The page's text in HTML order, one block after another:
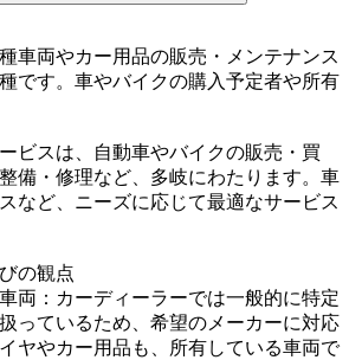
車両やカー用品の販売・メンテナンス
です。車やバイクの購入予定者や所有
ビスは、自動車やバイクの販売・買
備・修理など、多岐にわたります。車
など、ニーズに応じて最適なサービス
の観点
両：カーディーラーでは一般的に特定
っているため、希望のメーカーに対応
ヤやカー用品も、所有している車両で